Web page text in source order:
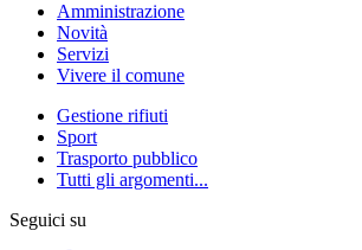
Amministrazione
Novità
Servizi
Vivere il comune
Gestione rifiuti
Sport
Trasporto pubblico
Tutti gli argomenti...
Seguici su